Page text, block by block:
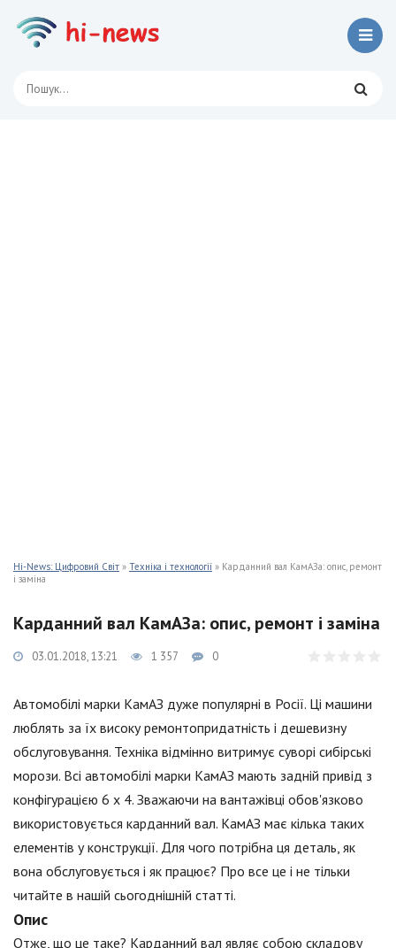
Hi-News: Цифровий Світ » Техніка і технології » Карданний вал КамАЗа: опис, ремонт
і заміна
Карданний вал КамАЗа: опис, ремонт і заміна
03.01.2018, 13:21 1 357 0
Автомобілі марки КамАЗ дуже популярні в Росії. Ці машини
люблять за їх високу ремонтопридатність і дешевизну
обслуговування. Техніка відмінно витримує суворі сибірські
морози. Всі автомобілі марки КамАЗ мають задній привід з
конфігурацією 6 х 4. Зважаючи на вантажівці обов'язково
використовується карданний вал. КамАЗ має кілька таких
елементів у конструкції. Для чого потрібна ця деталь, як
вона обслуговується і як працює? Про все це і не тільки
читайте в нашій сьогоднішній статті.
Опис
Отже, що це таке? Карданний вал являє собою складову